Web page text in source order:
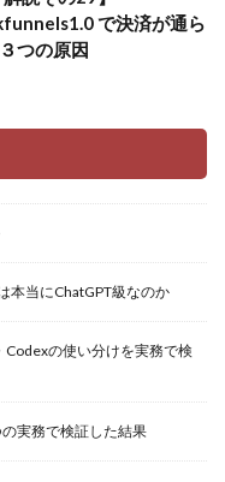
で決済が通ら
つの原因
本当にChatGPT級なのか
の使い分けを実務で検
実務で検証した結果